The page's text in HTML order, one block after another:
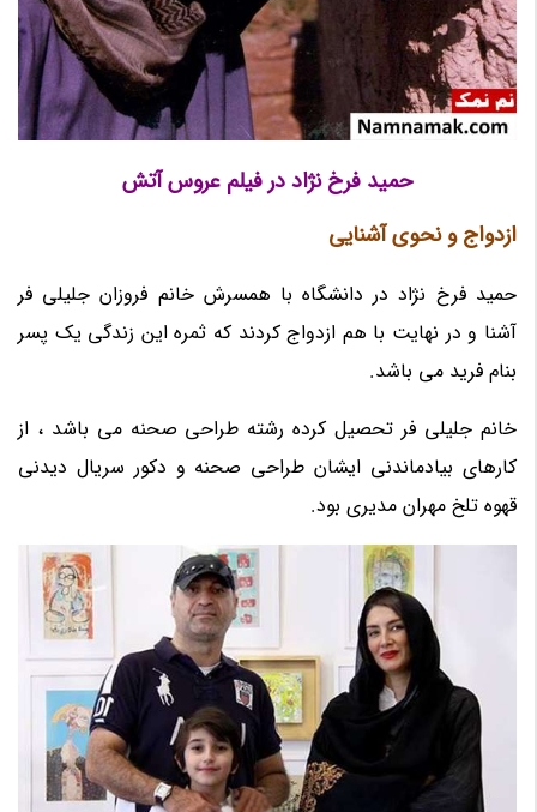
حمید فرخ نژاد در فیلم عروس آتش
ازدواج و نحوی آشنایی
حمید فرخ نژاد در دانشگاه با همسرش خانم فروزان جلیلی فر
آشنا و در نهایت با هم ازدواج کردند که ثمره این زندگی یک پسر
بنام فرید می باشد.
خانم جلیلی فر تحصیل کرده رشته طراحی صحنه می باشد ، از
کارهای بیادماندنی ایشان طراحی صحنه و دکور سریال دیدنی
قهوه تلخ مهران مدیری بود.